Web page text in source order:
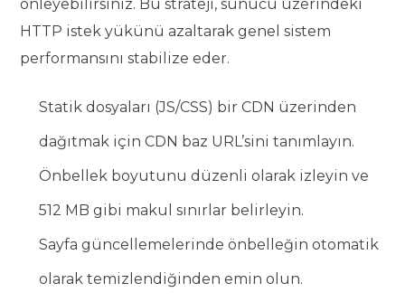
önleyebilirsiniz. Bu strateji, sunucu üzerindeki
HTTP istek yükünü azaltarak genel sistem
performansını stabilize eder.
Statik dosyaları (JS/CSS) bir CDN üzerinden
dağıtmak için CDN baz URL’sini tanımlayın.
Önbellek boyutunu düzenli olarak izleyin ve
512 MB gibi makul sınırlar belirleyin.
Sayfa güncellemelerinde önbelleğin otomatik
olarak temizlendiğinden emin olun.